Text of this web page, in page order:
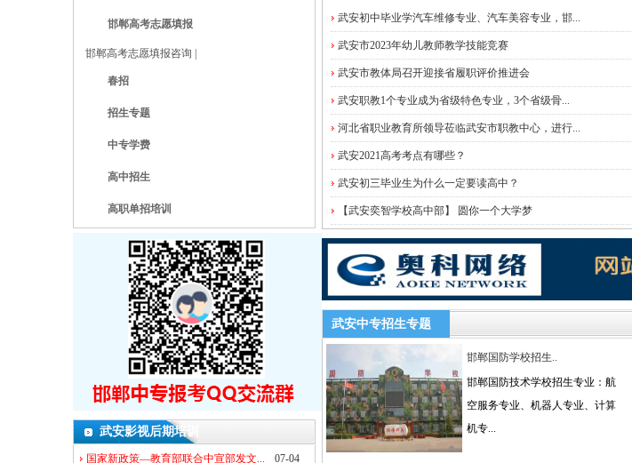
邯郸高考志愿填报
邯郸高考志愿填报咨询
春招
招生专题
中专学费
高中招生
高职单招培训
武安影视后期培训
国家新政策—教育部联合中宣部发文... 07-04
武安初中毕业学汽车维修专业、汽车美容专业，邯...
武安市2023年幼儿教师教学技能竞赛
武安市教体局召开迎接省履职评价推进会
武安职教1个专业成为省级特色专业，3个省级骨...
河北省职业教育所领导莅临武安市职教中心，进行...
武安2021高考考点有哪些？
武安初三毕业生为什么一定要读高中？
【武安奕智学校高中部】 圆你一个大学梦
武安中专招生专题
邯郸国防学校招生..
邯郸国防技术学校招生专业：航
空服务专业、机器人专业、计算
机专...